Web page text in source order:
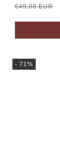
Prezzo
€49,00 EUR
- 71%